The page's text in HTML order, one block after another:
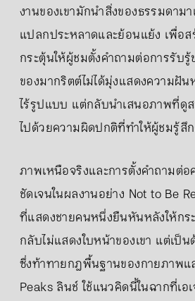
งานของเขามักนำสิ่งของธรรมดาม
แปลกประหลาดและย้อนแย้ง เพื่อ
กระตุ้นให้ผู้ชมตั้งคำถามต่อการรับ
ของมากริตต์ไม่ได้มุ่งแสดงความฝั
ไร้รูปแบบ แต่กลับนำเสนอภาพที่ดู
ไปด้วยความผิดปกติที่ทำให้ผู้ชมรู้สึ
ภาพเหนือจริงและการตั้งคำถามต่
ชัดเจนในผลงานอย่าง Not to Be
ที่แสดงชายคนหนึ่งยืนหันหลังให้ก
กลับไม่แสดงใบหน้าของเขา แต่เป็
ซึ่งท้าทายกฎพื้นฐานของกายภาพแ
Peaks ลินช์ ใช้แนวคิดนี้ในฉากที่เอ